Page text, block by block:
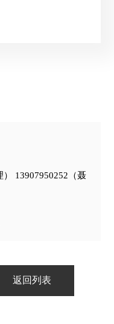
13907950252（聂
返回列表